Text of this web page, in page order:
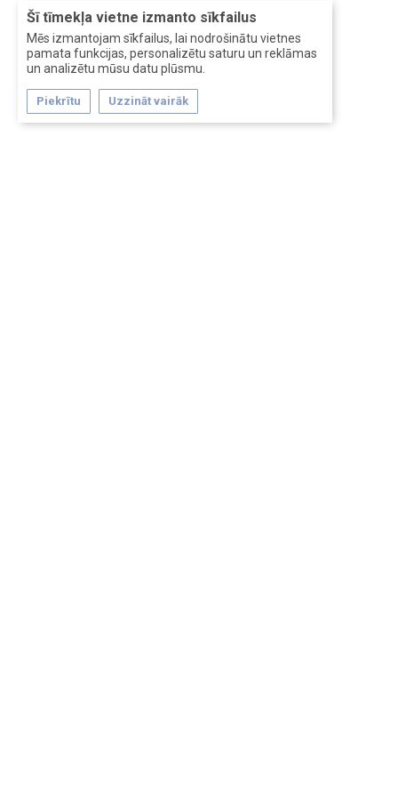
Šī tīmekļa vietne izmanto sīkfailus
Mēs izmantojam sīkfailus, lai nodrošinātu vietnes
pamata funkcijas, personalizētu saturu un reklāmas
un analizētu mūsu datu plūsmu.
Piekrītu Uzzināt vairāk